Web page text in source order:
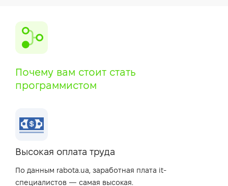
Почему вам стоит стать
программистом
Высокая оплата труда
По данным rabota.ua, заработная плата it-
специалистов — самая высокая.